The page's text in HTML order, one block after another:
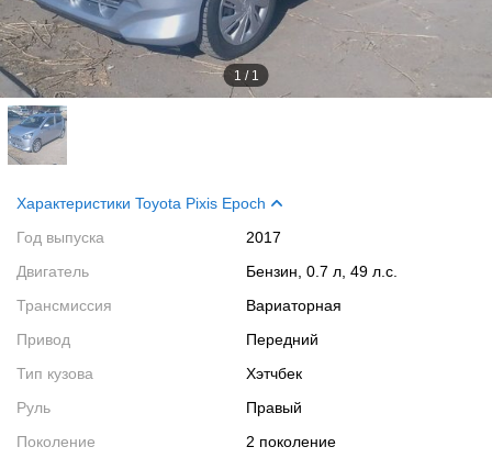
1 / 1
Характеристики Toyota Pixis Epoch
Год выпуска
2017
Двигатель
Бензин, 0.7 л, 49 л.с.
Трансмиссия
Вариаторная
Привод
Передний
Тип кузова
Хэтчбек
Руль
Правый
Поколение
2 поколение